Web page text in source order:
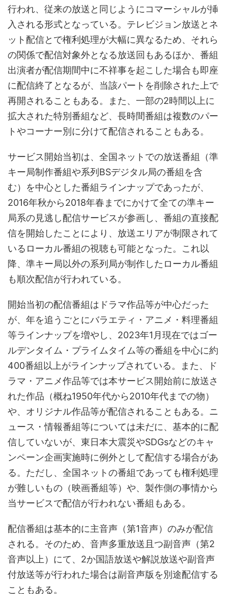
行われ、従来の放送と同じようにコマーシャルが挿
入される形式となっている。テレビジョン放送とネ
ット配信とで権利処理が大幅に異なるため、それら
の関係で配信対象外となる放送回もあるほか、番組
出演者が配信期間中に不祥事を起こした場合も即座
に配信終了となるが、当該パートを削除された上で
再開されることもある。また、一部の2時間以上に
拡大された特別番組など、長時間番組は複数のパー
トやコーナー別に分けて配信されることもある。
サービス開始当初は、全国ネットでの放送番組（準
キー局制作番組や系列BSデジタル局の番組を含
む）を中心とした番組ラインナップであったが、
2016年秋から2018年春までにかけて全ての準キー
局系の見逃し配信サービスが参画し、番組の直接配
信を開始したことにより、放送エリアが制限されて
いるローカル番組の視聴も可能となった。これ以
降、準キー局以外の系列局が制作したローカル番組
も順次配信が行われている。
開始当初の配信番組はドラマ作品等が中心だった
が、年を追うごとにバラエティ・アニメ・料理番組
等ラインナップを増やし、2023年1月現在ではゴー
ルデンタイム・プライムタイム等の番組を中心に約
400番組以上がラインナップされている。また、ド
ラマ・アニメ作品等では本サービス開始前に放送さ
れた作品（概ね1950年代から2010年代までの物）
や、オリジナル作品等が配信されることもある。ニ
ュース・情報番組等については未だに、基本的に配
信していないが、東日本大震災やSDGsなどのキャ
ンペーン企画実施時に例外として配信する場合があ
る。ただし、全国ネットの番組であっても権利処理
が難しいもの（映画番組等）や、製作側の事情から
当サービスで配信が行われない番組もある。
配信番組は基本的に主音声（第1音声）のみが配信
される。そのため、音声多重放送且つ副音声（第2
音声以上）にて、2か国語放送や解説放送や副音声
付放送等が行われた場合は副音声版を別途配信する
こともある。